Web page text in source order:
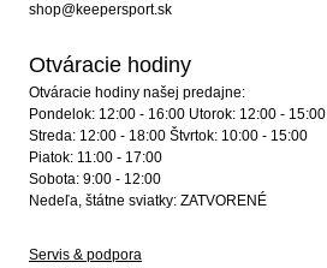
shop@keepersport.sk
Otváracie hodiny
Otváracie hodiny našej predajne:
Pondelok: 12:00 - 16:00 Utorok: 12:00 - 15:00
Streda: 12:00 - 18:00 Štvrtok: 10:00 - 15:00
Piatok: 11:00 - 17:00
Sobota: 9:00 - 12:00
Nedeľa, štátne sviatky: ZATVORENÉ
Servis & podpora